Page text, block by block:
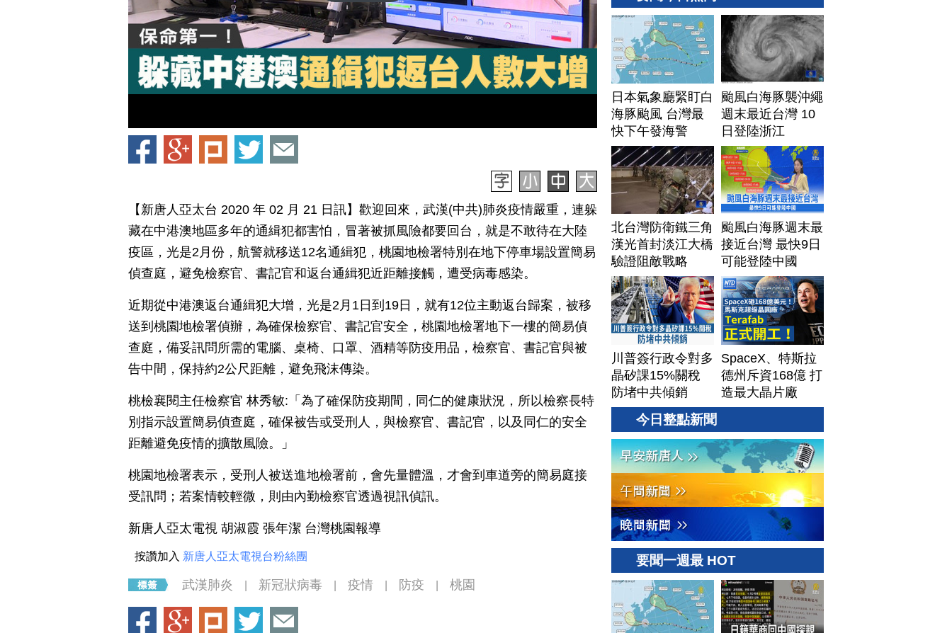
【新唐人亞太台 2020 年 02 月 21 日訊】歡迎回來，武漢(中共)肺炎疫情嚴重，連躲
藏在中港澳地區多年的通緝犯都害怕，冒著被抓風險都要回台，就是不敢待在大陸
疫區，光是2月份，航警就移送12名通緝犯，桃園地檢署特別在地下停車場設置簡易
偵查庭，避免檢察官、書記官和返台通緝犯近距離接觸，遭受病毒感染。
近期從中港澳返台通緝犯大增，光是2月1日到19日，就有12位主動返台歸案，被移
送到桃園地檢署偵辦，為確保檢察官、書記官安全，桃園地檢署地下一樓的簡易偵
查庭，備妥訊問所需的電腦、桌椅、口罩、酒精等防疫用品，檢察官、書記官與被
告中間，保持約2公尺距離，避免飛沫傳染。
桃檢襄閱主任檢察官 林秀敏:「為了確保防疫期間，同仁的健康狀況，所以檢察長特
別指示設置簡易偵查庭，確保被告或受刑人，與檢察官、書記官，以及同仁的安全
距離避免疫情的擴散風險。」
桃園地檢署表示，受刑人被送進地檢署前，會先量體溫，才會到車道旁的簡易庭接
受訊問；若案情較輕微，則由內勤檢察官透過視訊偵訊。
新唐人亞太電視 胡淑霞 張年潔 台灣桃園報導
按讚加入 新唐人亞太電視台粉絲團
武漢肺炎 新冠狀病毒 疫情 防疫 桃園
日本氣象廳緊盯白
海豚颱風 台灣最
快下午發海警
颱風白海豚襲沖繩
週末最近台灣 10
日登陸浙江
北台灣防衛鐵三角
漢光首封淡江大橋
驗證阻敵戰略
颱風白海豚週末最
接近台灣 最快9日
可能登陸中國
川普簽行政令對多
晶矽課15%關稅
防堵中共傾銷
SpaceX、特斯拉
德州斥資168億 打
造最大晶片廠
Terafab
今日整點新聞
要聞一週最 HOT